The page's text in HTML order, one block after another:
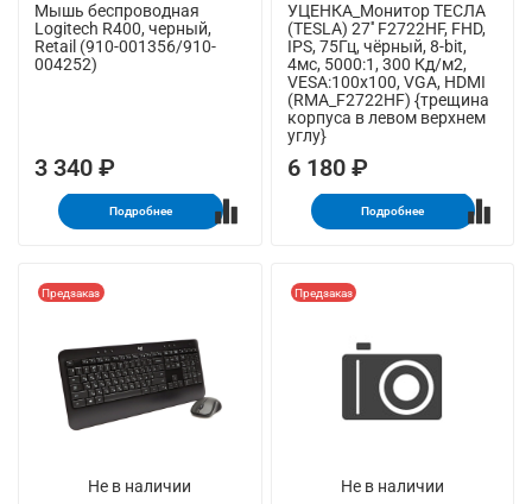
Мышь беспроводная
Logitech R400, черный,
Retail (910-001356/910-
004252)
3 340 ₽
Подробнее
УЦЕНКА_Монитор ТЕСЛА
(TESLA) 27'' F2722HF, FHD,
IPS, 75Гц, чёрный, 8-bit,
4мс, 5000:1, 300 Кд/м2,
VESA:100x100, VGA, HDMI
(RMA_F2722HF) {трещина
корпуса в левом верхнем
углу}
6 180 ₽
Подробнее
Не в наличии
Предзаказ
Не в наличии
Предзаказ